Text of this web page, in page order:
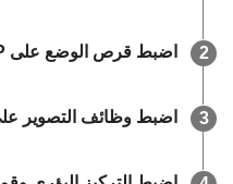
اضبط قرص الوضع على
اضبط وظائف التصوير